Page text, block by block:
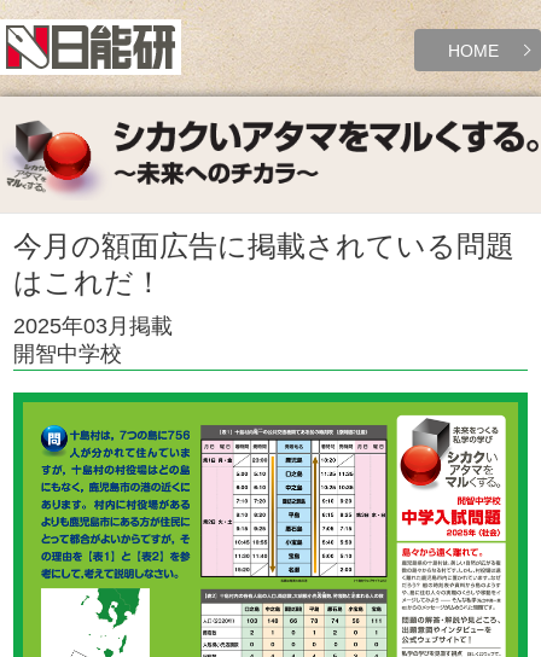
HOME
今月の額面広告に掲載されている問題
はこれだ！
2025年03月掲載
開智中学校